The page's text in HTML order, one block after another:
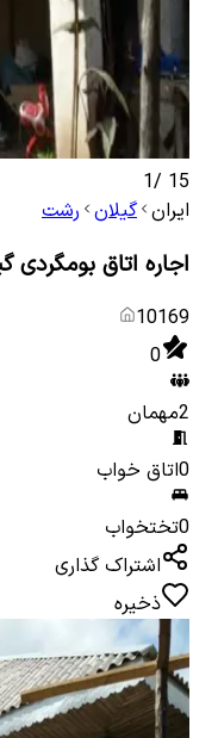
15
/
1
ایران گیلان رشت
اجاره اتاق
10169
0
2مهمان
0اتاق خواب
0تختخواب
اشتراک گذاری
ذخیره